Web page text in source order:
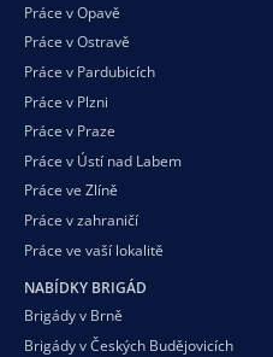
Práce v Opavě
Práce v Ostravě
Práce v Pardubicích
Práce v Plzni
Práce v Praze
Práce v Ústí nad Labem
Práce ve Zlíně
Práce v zahraničí
Práce ve vaší lokalitě
NABÍDKY BRIGÁD
Brigády v Brně
Brigády v Českých Budějovicích